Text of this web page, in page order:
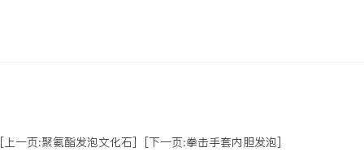
[上一页:聚氨酯发泡文化石] [下一页:拳击手套内胆发泡]